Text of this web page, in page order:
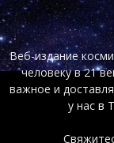
Веб-издание
человеку в 21
важное и
у нас в